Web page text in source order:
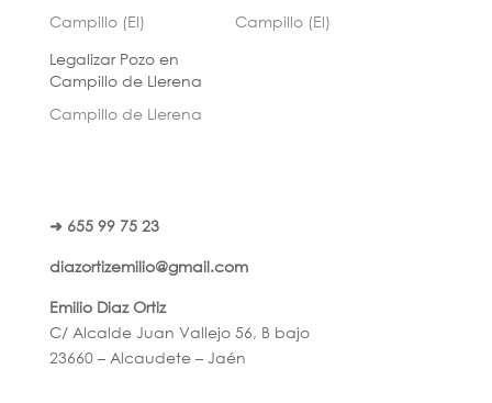
Campillo (El)
Campillo (El)
Legalizar Pozo en
Campillo de Llerena
Campillo de Llerena
➜ 655 99 75 23
diazortizemilio@gmail.com
Emilio Diaz Ortiz
C/ Alcalde Juan Vallejo 56, B bajo
23660 – Alcaudete – Jaén